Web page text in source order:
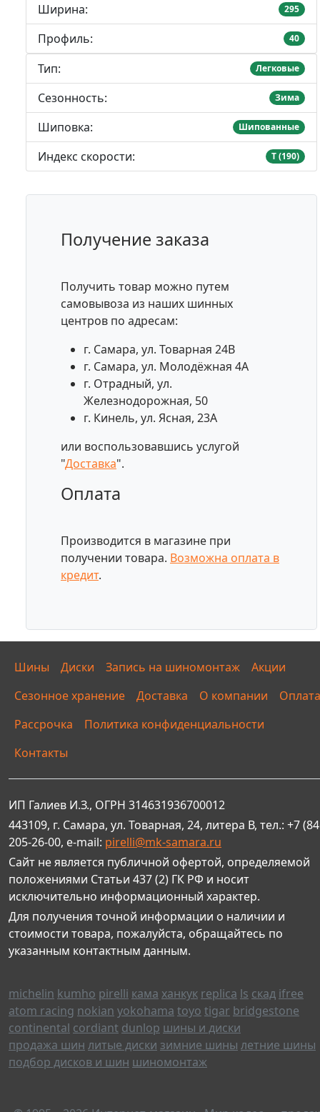
Ширина: 295
Профиль: 40
Тип: Легковые
Сезонность: Зима
Шиповка: Шипованные
Индекс скорости: T (190)
Получение заказа
Получить товар можно путем
самовывоза из наших шинных
центров по адресам:
г. Самара, ул. Товарная 24В
г. Самара, ул. Молодёжная 4А
г. Отрадный, ул.
Железнодорожная, 50
г. Кинель, ул. Ясная, 23А
или воспользовавшись услугой
"Доставка".
Оплата
Производится в магазине при
получении товара. Возможна оплата в
кредит.
Шины Диски Запись на шиномонтаж
Акции
Сезонное хранение
Доставка О компании
Оплата
Рассрочка
Политика конфиденциальности
Контакты
ИП Галиев И.З., ОГРН 314631936700012
443109, г. Самара, ул. Товарная, 24, литера В, тел.: +7
205-26-00, e-mail: pirelli@mk-samara.ru
Сайт не является публичной офертой, определяемой
положениями Статьи 437 (2) ГК РФ и носит
исключительно информационный характер.
Для получения точной информации о наличии и
стоимости товара, пожалуйста, обращайтесь по
указанным контактным данным.
michelin kumho pirelli кама ханкук replica ls скад ifree
atom racing nokian yokohama toyo tigar bridgestone
continental cordiant dunlop шины и диски
продажа шин литые диски зимние шины летние шины
подбор дисков и шин шиномонтаж